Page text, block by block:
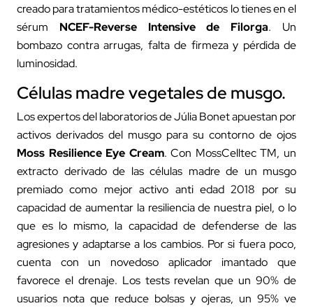
creado para tratamientos médico-estéticos lo tienes en el
sérum NCEF-Reverse Intensivede Filorga. Un
bombazo contra arrugas, falta de firmeza y pérdida de
luminosidad.
Células madre vegetales de musgo.
Los expertos del laboratorios de Júlia Bonet apuestan por
activos derivados del musgo para su contorno de ojos
Moss Resilience Eye Cream. Con MossCelltec TM, un
extracto derivado de las células madre de un musgo
premiado como mejor activo anti edad 2018 por su
capacidad de aumentar la resiliencia de nuestra piel, o lo
que es lo mismo, la capacidad de defenderse de las
agresiones y adaptarse a los cambios. Por si fuera poco,
cuenta con un novedoso aplicador imantado que
favorece el drenaje. Los tests revelan que un 90% de
usuarios nota que reduce bolsas y ojeras, un 95% ve